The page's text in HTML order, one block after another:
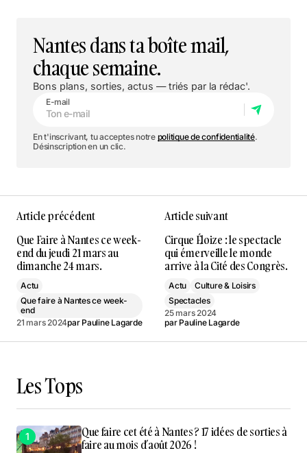
Nantes dans ta boîte mail,
chaque semaine.
Bons plans, sorties, actus — triés par la rédac'.
E-mail
En t'inscrivant, tu acceptes notre politique de confidentialité.
Désinscription en un clic.
Article précédent
Que Faire à Nantes ce week-
end du jeudi 21 mars au
dimanche 24 mars.
Actu
Que faire à Nantes ce week-
end
21 mars 2024par Pauline Lagarde
Article suivant
Cirque Éloize : le spectacle
qui émerveille le monde
arrive à la Cité des Congrès.
Actu
Culture & Loisirs
Spectacles
25 mars 2024
par Pauline Lagarde
Les Tops
Que faire cet été à Nantes ? 17 idées de sorties à
faire au mois d’août 2026 !